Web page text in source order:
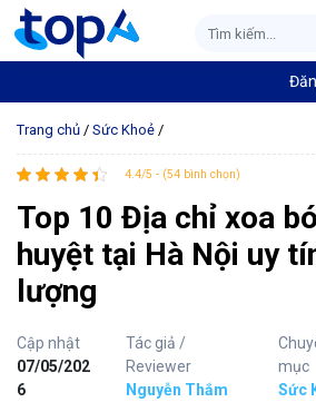
Trang chủ / Sức Khoẻ /
4.4/5 - (54 bình chọn)
Top 10 Địa chỉ xoa
huyệt tại Hà Nội uy
lượng
Cập nhật
07/05/202
6
Tác giả /
Reviewer
Nguyễn Thắm
mục
Sức